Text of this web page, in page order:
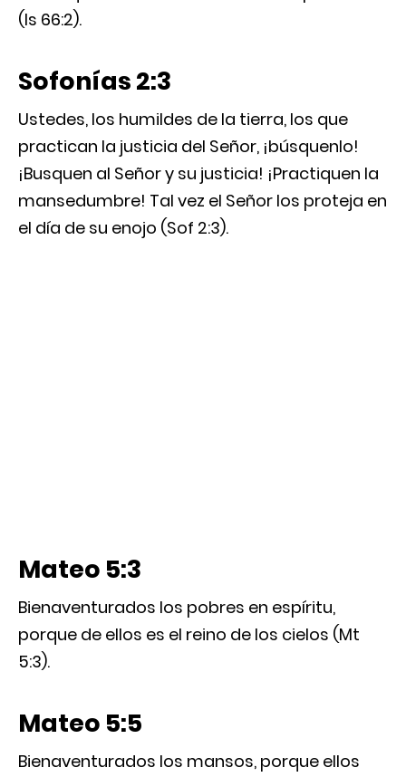
(Is 66:2).
Sofonías 2:3
Ustedes, los humildes de la tierra, los que
practican la justicia del Señor, ¡búsquenlo!
¡Busquen al Señor y su justicia! ¡Practiquen la
mansedumbre! Tal vez el Señor los proteja en
el día de su enojo (Sof 2:3).
Mateo 5:3
Bienaventurados los pobres en espíritu,
porque de ellos es el reino de los cielos (Mt
5:3).
Mateo 5:5
Bienaventurados los mansos, porque ellos